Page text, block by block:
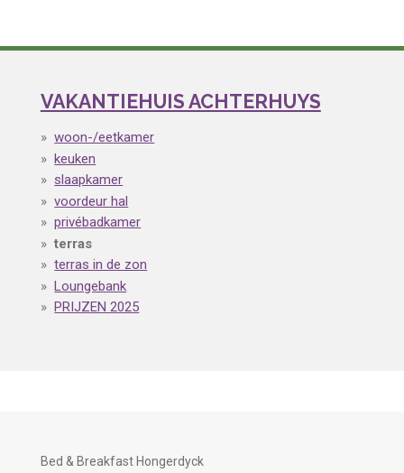
VAKANTIEHUIS ACHTERHUYS
woon-/eetkamer
keuken
slaapkamer
voordeur hal
privébadkamer
terras
terras in de zon
Loungebank
PRIJZEN 2025
Bed & Breakfast Hongerdyck